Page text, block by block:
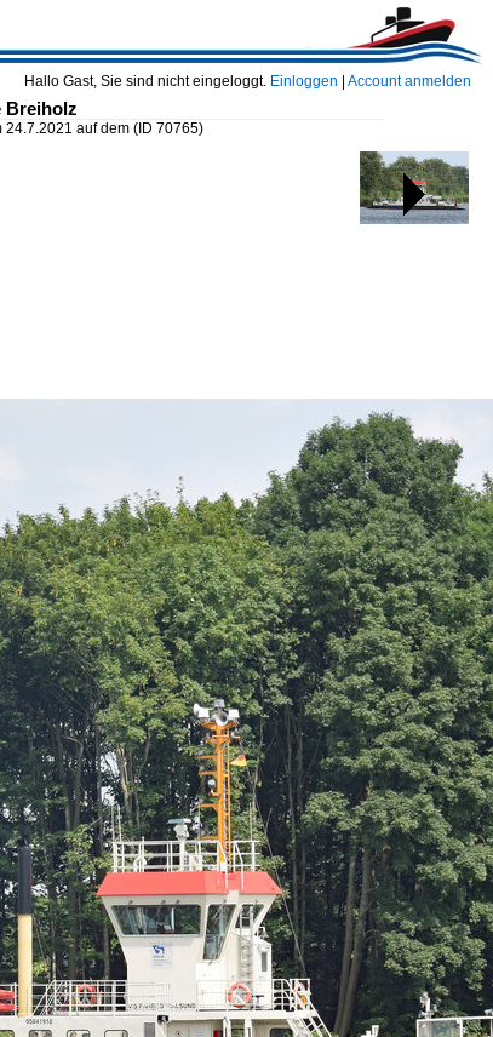
Hallo Gast, Sie sind nicht eingeloggt. Einloggen Account anmelden
Breiholz
24.7.2021 auf dem (ID 70765)